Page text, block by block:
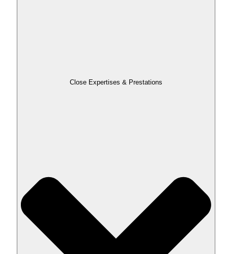
Close Expertises & Prestations